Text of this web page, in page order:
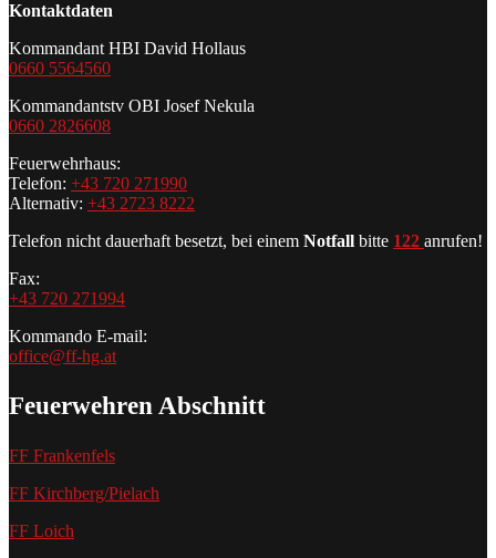
Kontaktdaten
Kommandant HBI David Hollaus
0660 5564560
Kommandantstv OBI Josef Nekula
0660 2826608
Feuerwehrhaus:
Telefon: +43 720 271990
Alternativ: +43 2723 8222
Telefon nicht dauerhaft besetzt, bei einem Notfall bitte 122 anrufen!
Fax:
+43 720 271994
Kommando E-mail:
office@ff-hg.at
Feuerwehren Abschnitt
FF Frankenfels
FF Kirchberg/Pielach
FF Loich